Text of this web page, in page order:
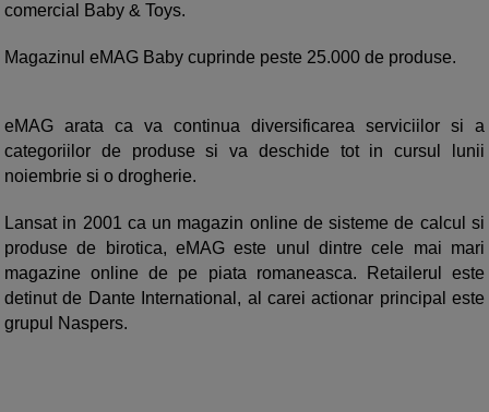
comercial Baby & Toys.
Magazinul eMAG Baby cuprinde peste 25.000 de produse.
eMAG arata ca va continua diversificarea serviciilor si a
categoriilor de produse si va deschide tot in cursul lunii
noiembrie si o drogherie.
Lansat in 2001 ca un magazin online de sisteme de calcul si
produse de birotica, eMAG este unul dintre cele mai mari
magazine online de pe piata romaneasca. Retailerul este
detinut de Dante International, al carei actionar principal este
grupul Naspers.